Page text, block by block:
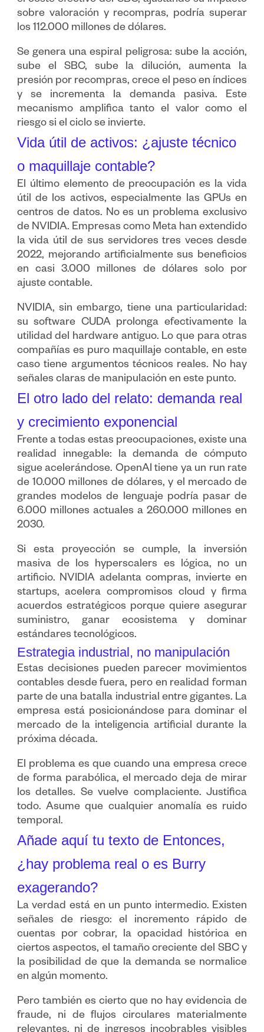
sobre valoración y recompras, podría superar
los 112.000 millones de dólares.
Se genera una espiral peligrosa: sube la acción,
sube el SBC, sube la dilución, aumenta la
presión por recompras, crece el peso en índices
y se incrementa la demanda pasiva. Este
mecanismo amplifica tanto el valor como el
riesgo si el ciclo se invierte.
Vida útil de activos: ¿ajuste técnico
o maquillaje contable?
El último elemento de preocupación es la vida
útil de los activos, especialmente las GPUs en
centros de datos. No es un problema exclusivo
de NVIDIA. Empresas como Meta han extendido
la vida útil de sus servidores tres veces desde
2022, mejorando artificialmente sus beneficios
en casi 3.000 millones de dólares solo por
ajuste contable.
NVIDIA, sin embargo, tiene una particularidad:
su software CUDA prolonga efectivamente la
utilidad del hardware antiguo. Lo que para otras
compañías es puro maquillaje contable, en este
caso tiene argumentos técnicos reales. No hay
señales claras de manipulación en este punto.
El otro lado del relato: demanda real
y crecimiento exponencial
Frente a todas estas preocupaciones, existe una
realidad innegable: la demanda de cómputo
sigue acelerándose. OpenAI tiene ya un run rate
de 10.000 millones de dólares, y el mercado de
grandes modelos de lenguaje podría pasar de
6.000 millones actuales a 260.000 millones en
2030.
Si esta proyección se cumple, la inversión
masiva de los hyperscalers es lógica, no un
artificio. NVIDIA adelanta compras, invierte en
startups, acelera compromisos cloud y firma
acuerdos estratégicos porque quiere asegurar
suministro, ganar ecosistema y dominar
estándares tecnológicos.
Estrategia industrial, no manipulación
Estas decisiones pueden parecer movimientos
contables desde fuera, pero en realidad forman
parte de una batalla industrial entre gigantes. La
empresa está posicionándose para dominar el
mercado de la inteligencia artificial durante la
próxima década.
El problema es que cuando una empresa crece
de forma parabólica, el mercado deja de mirar
los detalles. Se vuelve complaciente. Justifica
todo. Asume que cualquier anomalía es ruido
temporal.
Añade aquí tu texto de Entonces,
¿hay problema real o es Burry
exagerando?
La verdad está en un punto intermedio. Existen
señales de riesgo: el incremento rápido de
cuentas por cobrar, la opacidad histórica en
ciertos aspectos, el tamaño creciente del SBC y
la posibilidad de que la demanda se normalice
en algún momento.
Pero también es cierto que no hay evidencia de
fraude, ni de flujos circulares materialmente